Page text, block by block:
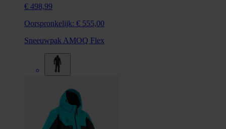
€ 498,99
Oorspronkelijk: € 555,00
Sneeuwpak AMOQ Flex